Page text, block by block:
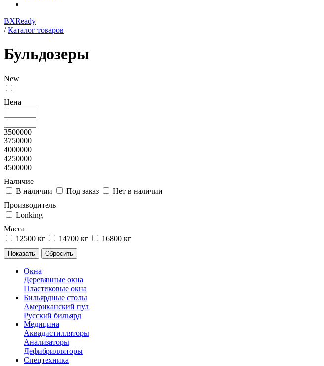
BXReady
/ Каталог товаров
Бульдозеры
New
Цена
3500000
3750000
4000000
4250000
4500000
Наличие
В наличии
Под заказ
Нет в наличии
Производитель
Lonking
Масса
12500 кг
14700 кг 16800 кг
Окна
Деревянные окна
Пластиковые окна
Бильярдные столы
Американский пул
Русский бильярд
Медицина
Аквадистилляторы
Анализаторы
Дефибрилляторы
Спецтехника